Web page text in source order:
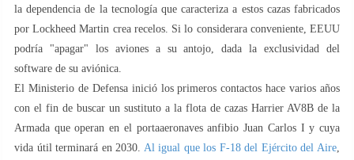
la dependencia de la tecnología que caracteriza a estos cazas fabricados
por Lockheed Martin crea recelos. Si lo considerara conveniente, EEUU
podría "apagar" los aviones a su antojo, dada la exclusividad del
software de su aviónica.
El Ministerio de Defensa inició los primeros contactos hace varios años
con el fin de buscar un sustituto a la flota de cazas Harrier AV8B de la
Armada que operan en el portaaeronaves anfibio Juan Carlos I y cuya
vida útil terminará en 2030. Al igual que los F-18 del Ejército del Aire,